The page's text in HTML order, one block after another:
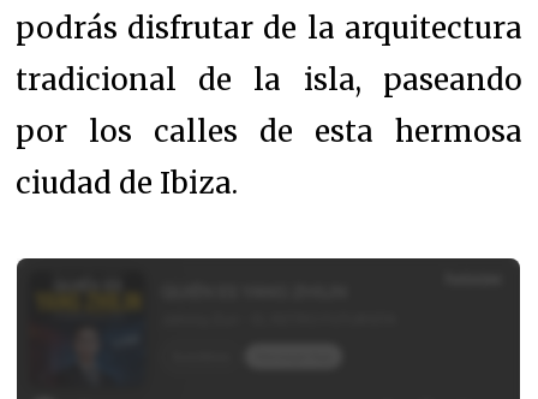
podrás disfrutar de la arquitectura
tradicional de la isla, paseando
por los calles de esta hermosa
ciudad de Ibiza.